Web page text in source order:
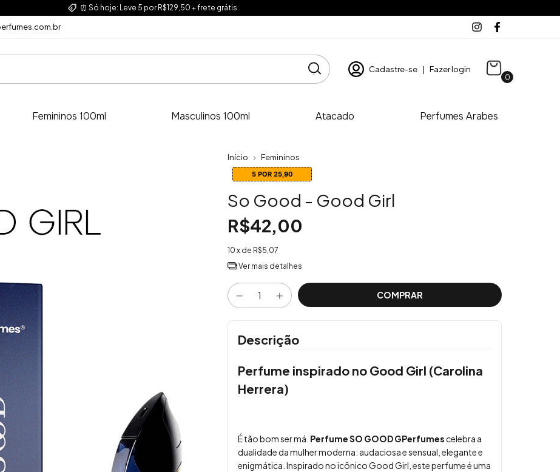
⏰ Só hoje: Leve 5 por R$129,50 + frete grátis
Cadastre-se | Fazer login
0
Femininos 100ml Masculinos 100ml Atacado Perfumes Arabes
Início Femininos
5 POR 25,90
So Good - Good Girl
R$42,00
10 x de R$5,07
Ver mais detalhes
Descrição
Perfume inspirado no Good Girl (Carolina
Herrera)
É tão bom ser má. Perfume SO GOOD GPerfumescelebra a
dualidade da mulher moderna: audaciosa e sensual, elegante e
enigmática. Inspirado no icônico Good Girl, este perfume é uma